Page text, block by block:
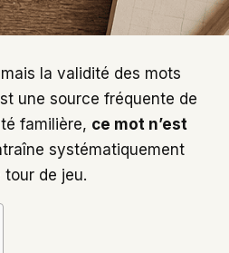
la validité des mots
une source fréquente de
familière, ce mot n’est
systématiquement
de jeu.